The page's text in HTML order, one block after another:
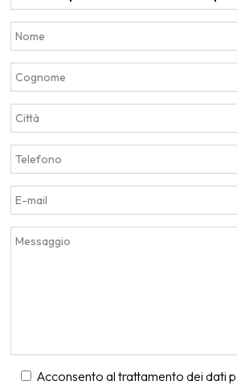
Acconsento al trattamento dei dati